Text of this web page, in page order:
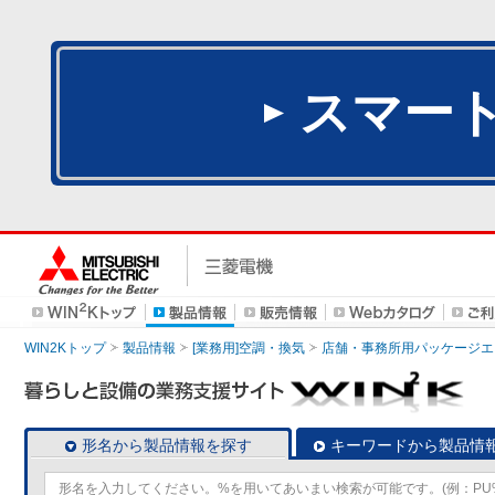
スマー
WIN2Kトップ 製品情報 [業務用]空調・換気 店舗・事務所用パッケージ
形名から製品情報を探す キーワードから製品情